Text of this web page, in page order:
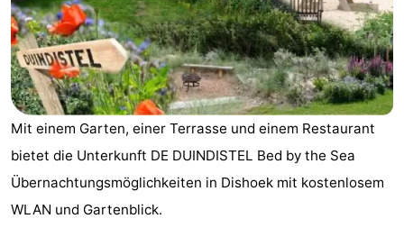
Duinhof
Klein
Dishoek
-
Martina
-
Noordzee
Résidence
Dishoek
Campingplätze
Ferienhäuser
-
Mit einem Garten, einer Terrasse und einem Restaurant
bietet die Unterkunft DE DUINDISTEL Bed by the Sea
Übernachtungsmöglichkeiten in Dishoek mit kostenlosem
WLAN und Gartenblick.